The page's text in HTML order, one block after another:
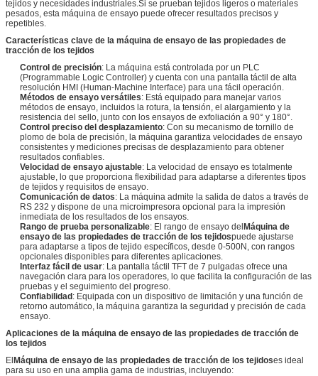
tejidos y necesidades industriales.Si se prueban tejidos ligeros o materiales
pesados, esta máquina de ensayo puede ofrecer resultados precisos y
repetibles.
Características clave de la máquina de ensayo de las propiedades de
tracción de los tejidos
Control de precisión: La máquina está controlada por un PLC
(Programmable Logic Controller) y cuenta con una pantalla táctil de alta
resolución HMI (Human-Machine Interface) para una fácil operación.
Métodos de ensayo versátiles: Está equipado para manejar varios
métodos de ensayo, incluidos la rotura, la tensión, el alargamiento y la
resistencia del sello, junto con los ensayos de exfoliación a 90° y 180°.
Control preciso del desplazamiento: Con su mecanismo de tornillo de
plomo de bola de precisión, la máquina garantiza velocidades de ensayo
consistentes y mediciones precisas de desplazamiento para obtener
resultados confiables.
Velocidad de ensayo ajustable: La velocidad de ensayo es totalmente
ajustable, lo que proporciona flexibilidad para adaptarse a diferentes tipos
de tejidos y requisitos de ensayo.
Comunicación de datos: La máquina admite la salida de datos a través de
RS 232 y dispone de una microimpresora opcional para la impresión
inmediata de los resultados de los ensayos.
Rango de prueba personalizable: El rango de ensayo delMáquina de
ensayo de las propiedades de tracción de los tejidospuede ajustarse
para adaptarse a tipos de tejido específicos, desde 0-500N, con rangos
opcionales disponibles para diferentes aplicaciones.
Interfaz fácil de usar: La pantalla táctil TFT de 7 pulgadas ofrece una
navegación clara para los operadores, lo que facilita la configuración de las
pruebas y el seguimiento del progreso.
Confiabilidad: Equipada con un dispositivo de limitación y una función de
retorno automático, la máquina garantiza la seguridad y precisión de cada
ensayo.
Aplicaciones de la máquina de ensayo de las propiedades de tracción de
los tejidos
ElMáquina de ensayo de las propiedades de tracción de los tejidoses ideal
para su uso en una amplia gama de industrias, incluyendo: